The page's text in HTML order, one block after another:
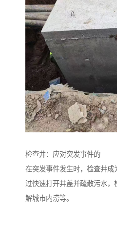
检查井：应对突发事件的
在突发事件发生时，检查井
过快速打开井盖并疏散污水
解城市内涝等。